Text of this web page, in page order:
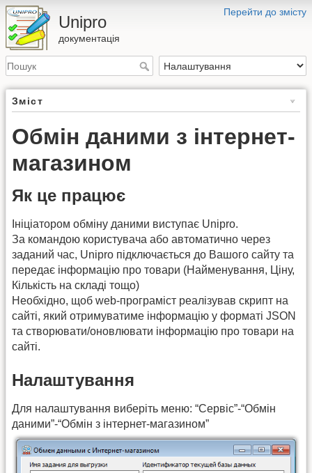
Перейти до змісту
Unipro
документація
Зміст
Обмін даними з інтернет-
магазином
Як це працює
Ініціатором обміну даними виступає Unipro.
За командою користувача або автоматично через
заданий час, Unipro підключається до Вашого сайту та
передає інформацію про товари (Найменування, Ціну,
Кількість на складі тощо)
Необхідно, щоб web-програміст реалізував скрипт на
сайті, який отримуватиме інформацію у форматі JSON
та створювати/оновлювати інформацію про товари на
сайті.
Налаштування
Для налаштування виберіть меню: “Сервіс”-“Обмін
даними”-“Обмін з інтернет-магазином”